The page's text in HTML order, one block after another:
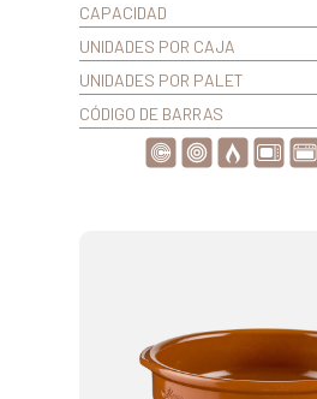
CAPACIDAD
UNIDADES POR CAJA
UNIDADES POR PALET
CÓDIGO DE BARRAS